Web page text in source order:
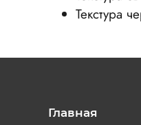
Текстура
Главная